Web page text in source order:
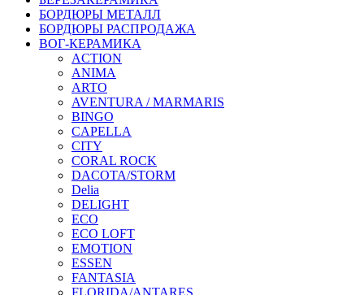
БОРДЮРЫ МЕТАЛЛ
БОРДЮРЫ РАСПРОДАЖА
ВОГ-КЕРАМИКА
ACTION
ANIMA
ARTO
AVENTURA / MARMARIS
BINGO
CAPELLA
CITY
CORAL ROCK
DACOTA/STORM
Delia
DELIGHT
ECO
ECO LOFT
EMOTION
ESSEN
FANTASIA